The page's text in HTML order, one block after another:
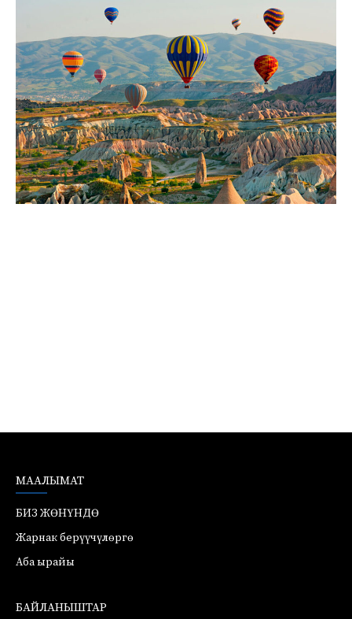
МААЛЫМАТ
БИЗ ЖӨНҮНДӨ
Жарнак берүүчүлөргө
Аба ырайы
БАЙЛАНЫШТАР